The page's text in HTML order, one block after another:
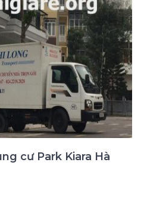
cư Park Kiara Hà